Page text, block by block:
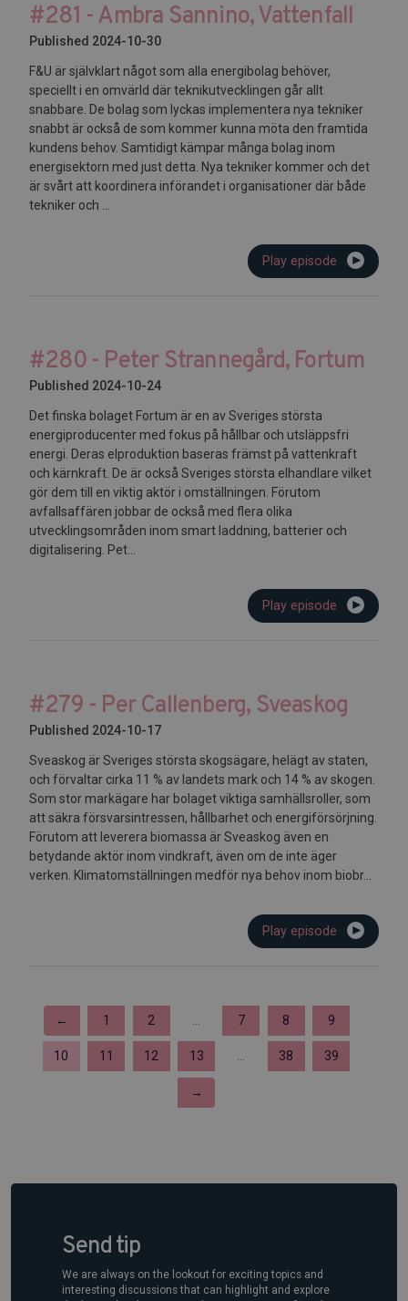
#281 - Ambra Sannino, Vattenfall
Published 2024-10-30
F&U är självklart något som alla energibolag behöver,
speciellt i en omvärld där teknikutvecklingen går allt
snabbare. De bolag som lyckas implementera nya tekniker
snabbt är också de som kommer kunna möta den framtida
kundens behov. Samtidigt kämpar många bolag inom
energisektorn med just detta. Nya tekniker kommer och det
är svårt att koordinera införandet i organisationer där både
tekniker och ...
Play episode
#280 - Peter Strannegård, Fortum
Published 2024-10-24
Det finska bolaget Fortum är en av Sveriges största
energiproducenter med fokus på hållbar och utsläppsfri
energi. Deras elproduktion baseras främst på vattenkraft
och kärnkraft. De är också Sveriges största elhandlare vilket
gör dem till en viktig aktör i omställningen. Förutom
avfallsaffären jobbar de också med flera olika
utvecklingsområden inom smart laddning, batterier och
digitalisering. Pet...
Play episode
#279 - Per Callenberg, Sveaskog
Published 2024-10-17
Sveaskog är Sveriges största skogsägare, helägt av staten,
och förvaltar cirka 11 % av landets mark och 14 % av skogen.
Som stor markägare har bolaget viktiga samhällsroller, som
att säkra försvarsintressen, hållbarhet och energiförsörjning.
Förutom att leverera biomassa är Sveaskog även en
betydande aktör inom vindkraft, även om de inte äger
verken. Klimatomställningen medför nya behov inom biobr...
Play episode
← 1 2 7 8 9
10 11 12 13 ... 38 39
→
Send tip
We are always on the lookout for exciting topics and
interesting discussions that can highlight and explore